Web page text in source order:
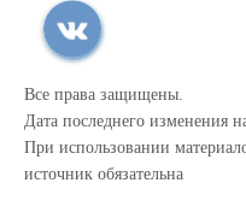
Все права защищены.
Дата последнего изменения
При использовании
источник обязательна